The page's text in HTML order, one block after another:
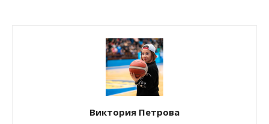
Виктория Петрова